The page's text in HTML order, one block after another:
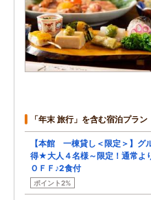
「年末 旅行」を含む宿泊プラン
【本館 一棟貸し＜限定＞】グ
得★大人４名様～限定！通常よ
ＯＦＦ♪2食付
ポイント2%